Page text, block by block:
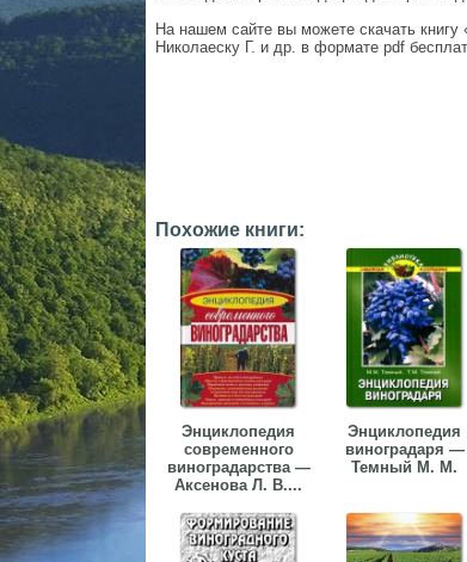
На нашем сайте вы можете скачать книгу
Николаеску Г. и др. в формате pdf
Похожие книги:
Энциклопедия
современного
виноградарства —
Аксенова Л. В....
Энциклопедия
виноградаря —
Темный М. М.